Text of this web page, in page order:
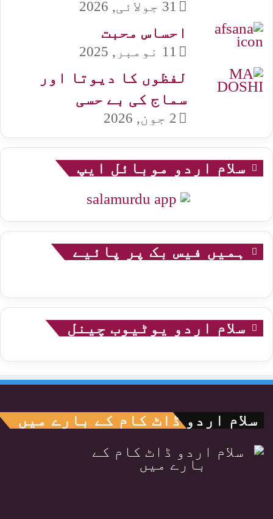
31 جولائی, 2026
احساس محبت
11 نومبر, 2025
لفظوں کا دیوتا اور
سماج کی بے حسی
2 جون, 2026
سلام اردو موبائل ایپ
ہمیں فیس بک پر پائیے
سلام اردو یوٹیوب چینل
سلام اردو ڈاٹ کام کے بارے میں